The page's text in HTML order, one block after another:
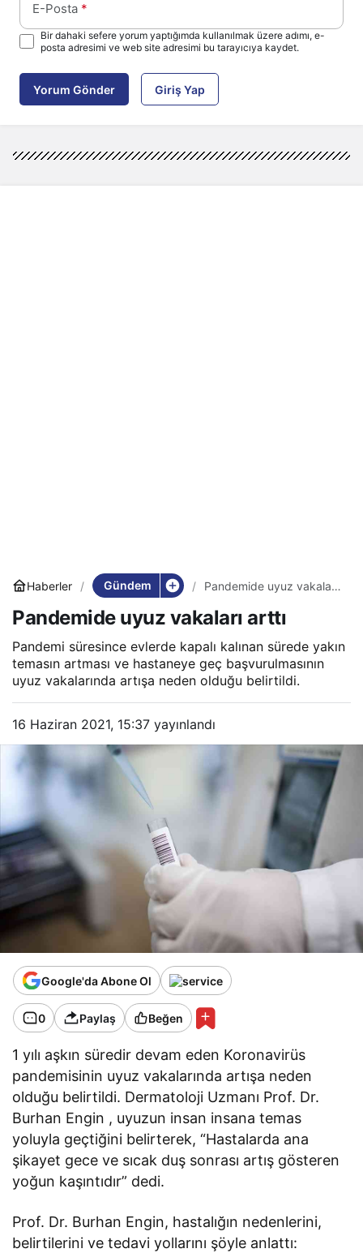
E-Posta *
Bir dahaki sefere yorum yaptığımda kullanılmak üzere adımı, e-
posta adresimi ve web site adresimi bu tarayıcıya kaydet.
Yorum Gönder Giriş Yap
Haberler Gündem
Pandemide uyuz vakaları
Pandemide uyuz vakaları arttı
Pandemi süresince evlerde kapalı kalınan sürede yakın
temasın artması ve hastaneye geç başvurulmasının
uyuz vakalarında artışa neden olduğu belirtildi.
16 Haziran 2021, 15:37 yayınlandı
Google'da Abone Ol
0 Paylaş Beğen
1 yılı aşkın süredir devam eden Koronavirüs
pandemisinin uyuz vakalarında artışa neden
olduğu belirtildi. Dermatoloji Uzmanı Prof. Dr.
Burhan Engin , uyuzun insan insana temas
yoluyla geçtiğini belirterek, “Hastalarda ana
şikayet gece ve sıcak duş sonrası artış gösteren
yoğun kaşıntıdır” dedi.
Prof. Dr. Burhan Engin, hastalığın nedenlerini,
belirtilerini ve tedavi yollarını şöyle anlattı: